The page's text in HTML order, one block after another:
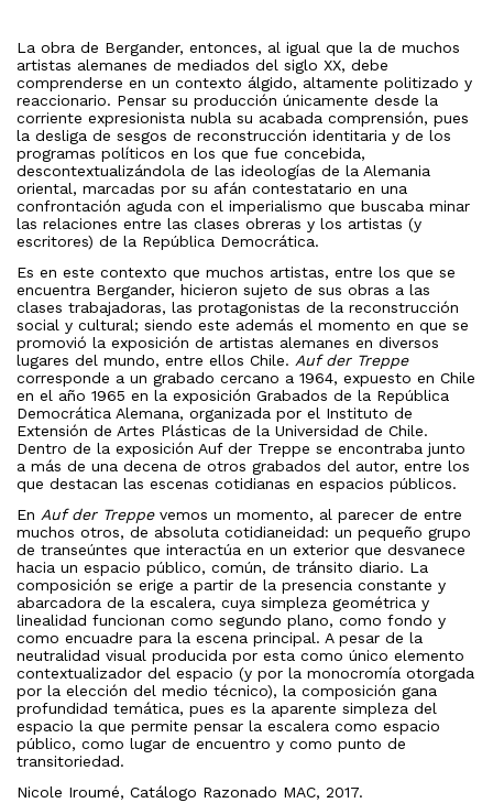
La obra de Bergander, entonces, al igual que la de muchos
artistas alemanes de mediados del siglo XX, debe
comprenderse en un contexto álgido, altamente politizado y
reaccionario. Pensar su producción únicamente desde la
corriente expresionista nubla su acabada comprensión, pues
la desliga de sesgos de reconstrucción identitaria y de los
programas políticos en los que fue concebida,
descontextualizándola de las ideologías de la Alemania
oriental, marcadas por su afán contestatario en una
confrontación aguda con el imperialismo que buscaba minar
las relaciones entre las clases obreras y los artistas (y
escritores) de la República Democrática.
Es en este contexto que muchos artistas, entre los que se
encuentra Bergander, hicieron sujeto de sus obras a las
clases trabajadoras, las protagonistas de la reconstrucción
social y cultural; siendo este además el momento en que se
promovió la exposición de artistas alemanes en diversos
lugares del mundo, entre ellos Chile. Auf der Treppe
corresponde a un grabado cercano a 1964, expuesto en Chile
en el año 1965 en la exposición Grabados de la República
Democrática Alemana, organizada por el Instituto de
Extensión de Artes Plásticas de la Universidad de Chile.
Dentro de la exposición Auf der Treppe se encontraba junto
a más de una decena de otros grabados del autor, entre los
que destacan las escenas cotidianas en espacios públicos.
En Auf der Treppevemos un momento, al parecer de entre
muchos otros, de absoluta cotidianeidad: un pequeño grupo
de transeúntes que interactúa en un exterior que desvanece
hacia un espacio público, común, de tránsito diario. La
composición se erige a partir de la presencia constante y
abarcadora de la escalera, cuya simpleza geométrica y
linealidad funcionan como segundo plano, como fondo y
como encuadre para la escena principal. A pesar de la
neutralidad visual producida por esta como único elemento
contextualizador del espacio (y por la monocromía otorgada
por la elección del medio técnico), la composición gana
profundidad temática, pues es la aparente simpleza del
espacio la que permite pensar la escalera como espacio
público, como lugar de encuentro y como punto de
transitoriedad.
Nicole Iroumé, Catálogo Razonado MAC, 2017.